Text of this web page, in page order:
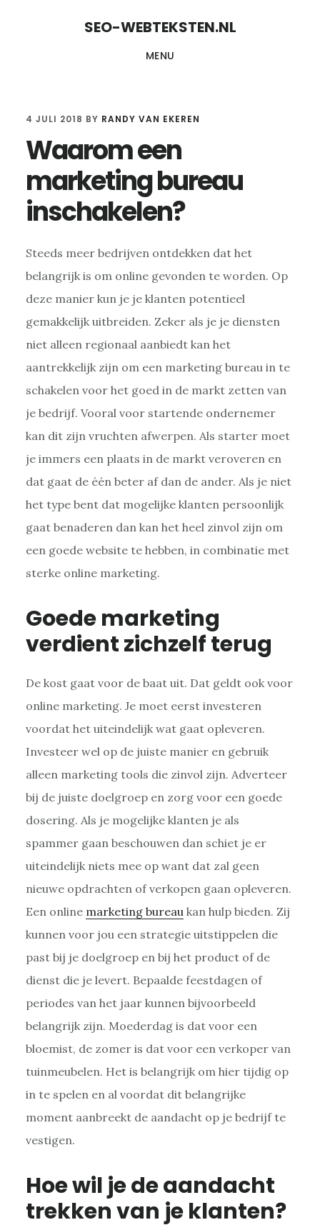
SEO-WEBTEKSTEN.NL
MENU
4 JULI 2018 BY RANDY VAN EKEREN
Waarom een
marketing bureau
inschakelen?
Steeds meer bedrijven ontdekken dat het
belangrijk is om online gevonden te worden. Op
deze manier kun je je klanten potentieel
gemakkelijk uitbreiden. Zeker als je je diensten
niet alleen regionaal aanbiedt kan het
aantrekkelijk zijn om een marketing bureau in te
schakelen voor het goed in de markt zetten van
je bedrijf. Vooral voor startende ondernemer
kan dit zijn vruchten afwerpen. Als starter moet
je immers een plaats in de markt veroveren en
dat gaat de één beter af dan de ander. Als je niet
het type bent dat mogelijke klanten persoonlijk
gaat benaderen dan kan het heel zinvol zijn om
een goede website te hebben, in combinatie met
sterke online marketing.
Goede marketing
verdient zichzelf terug
De kost gaat voor de baat uit. Dat geldt ook voor
online marketing. Je moet eerst investeren
voordat het uiteindelijk wat gaat opleveren.
Investeer wel op de juiste manier en gebruik
alleen marketing tools die zinvol zijn. Adverteer
bij de juiste doelgroep en zorg voor een goede
dosering. Als je mogelijke klanten je als
spammer gaan beschouwen dan schiet je er
uiteindelijk niets mee op want dat zal geen
nieuwe opdrachten of verkopen gaan opleveren.
Een online marketing bureau kan hulp bieden. Zij
kunnen voor jou een strategie uitstippelen die
past bij je doelgroep en bij het product of de
dienst die je levert. Bepaalde feestdagen of
periodes van het jaar kunnen bijvoorbeeld
belangrijk zijn. Moederdag is dat voor een
bloemist, de zomer is dat voor een verkoper van
tuinmeubelen. Het is belangrijk om hier tijdig op
in te spelen en al voordat dit belangrijke
moment aanbreekt de aandacht op je bedrijf te
vestigen.
Hoe wil je de aandacht
trekken van je klanten?